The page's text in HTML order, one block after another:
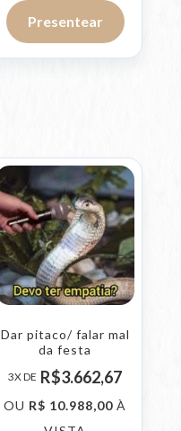
Presentear
Dar pitaco/ falar mal
da festa
3X DE R$3.662,67
OU R$ 10.988,00 À